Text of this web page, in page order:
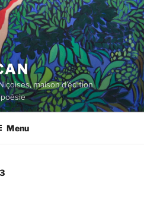
maison d'édition
Menu